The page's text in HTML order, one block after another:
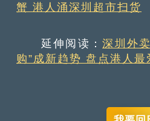
蟹 港人涌深圳超市扫货
延伸阅读：深圳外
购”成新趋势 盘点港人最